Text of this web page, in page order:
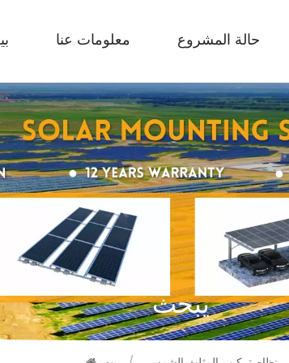
معلومات عنا حالة المشروع
يبحث